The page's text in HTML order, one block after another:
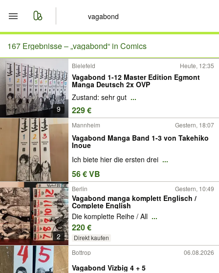
Start
Merkliste
Nachrichten
Anzeige aufgeben
167 Ergebnisse –„vagabond“ in Comics
9
Bielefeld Heute, 12:35
Vagabond 1-12 Master Edition Egmont
Manga Deutsch 2x OVP
Zustand: sehr gut ...
229 €
Mannheim Gestern, 18:07
Vagabond Manga Band 1-3 von Takehiko
Inoue
Ich biete hier die ersten drei ...
56 € VB
2
Berlin Gestern, 10:49
Vagabond manga komplett Englisch /
Complete English
Die komplette Reihe / All ...
220 €
Direkt kaufen
Bottrop 06.08.2026
Vagabond Vizbig 4 + 5